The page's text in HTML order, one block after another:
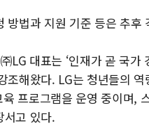
방법과 지원 기준 등은 추후
LG 대표는 ‘인재가 곧 국가
조해왔다. LG는 청년들의
육 프로그램을 운영 중이며,
서고 있다.